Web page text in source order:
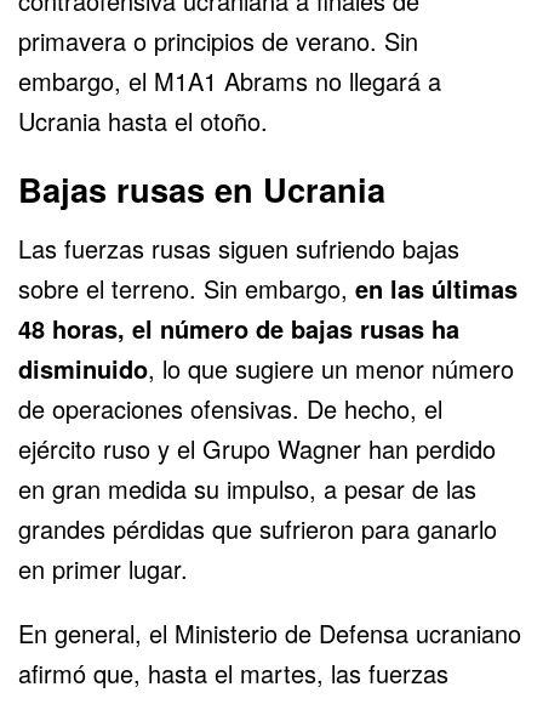
primavera o principios de verano. Sin
embargo, el M1A1 Abrams no llegará a
Ucrania hasta el otoño.
Bajas rusas en Ucrania
Las fuerzas rusas siguen sufriendo bajas
sobre el terreno. Sin embargo, en las últimas
48 horas, el número de bajas rusas ha
disminuido, lo que sugiere un menor número
de operaciones ofensivas. De hecho, el
ejército ruso y el Grupo Wagner han perdido
en gran medida su impulso, a pesar de las
grandes pérdidas que sufrieron para ganarlo
en primer lugar.
En general, el Ministerio de Defensa ucraniano
afirmó que, hasta el martes, las fuerzas